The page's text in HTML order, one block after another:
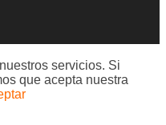
servicios. Si
que acepta nuestra